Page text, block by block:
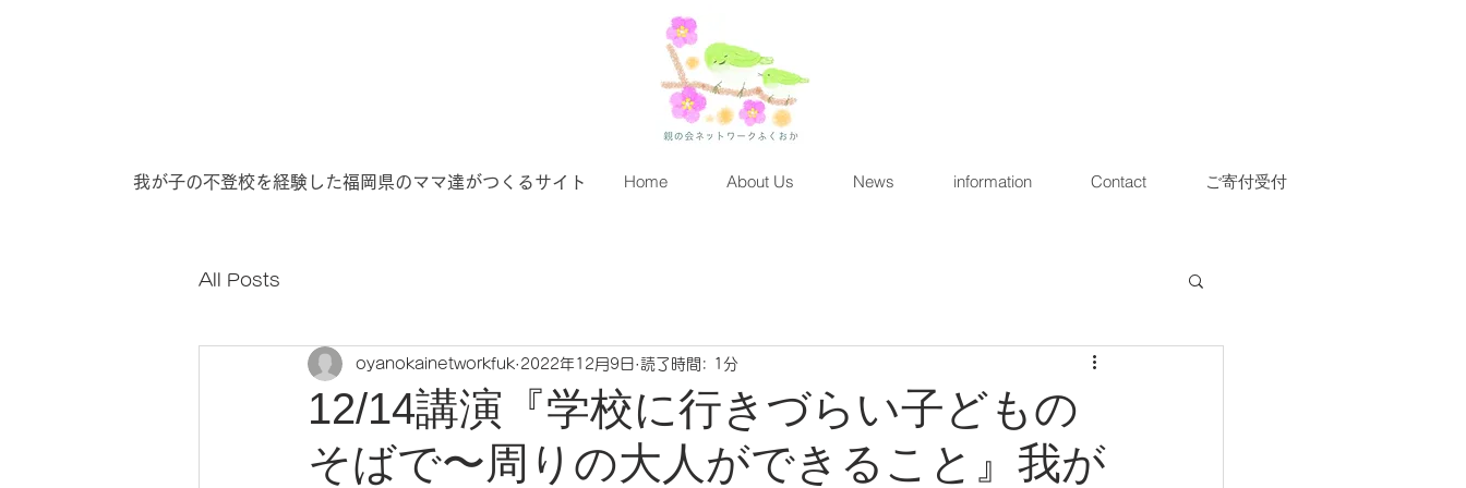
​我が子の不登校を経験した福岡県のママ達がつくるサイト Home About Us News information Contact ご寄付受付
All Posts
12/14講演『学校に行きづらい子どもの
そばで〜周りの大人ができること』我が
oyanokainetworkfuk 2022年12月9日 読了時間: 1分